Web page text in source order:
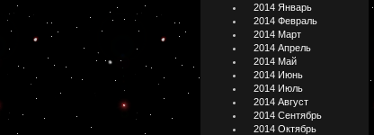
2014 Январь
2014 Февраль
2014 Март
2014 Апрель
2014 Май
2014 Июнь
2014 Июль
2014 Август
2014 Сентябрь
2014 Октябрь